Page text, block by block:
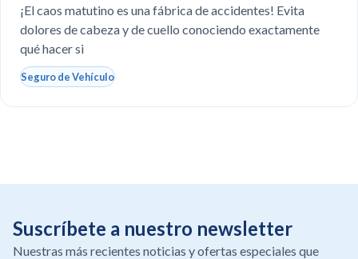
Florida?
¡El caos matutino es una fábrica de accidentes! Evita
dolores de cabeza y de cuello conociendo exactamente
qué hacer si
Seguro de Vehículo
Suscríbete a nuestro newsletter
Nuestras más recientes noticias y ofertas especiales que